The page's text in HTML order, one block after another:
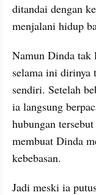
ditandai dengan
menjalani hidup
Namun Dinda tak
selama ini dirinya
sendiri. Setelah
ia langsung
hubungan
membuat Dinda
kebebasan.
Jadi meski ia